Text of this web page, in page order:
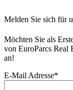
Melden Sie sich für
Möchten Sie als
von EuroParcs Real
an!
E-Mail Adresse*